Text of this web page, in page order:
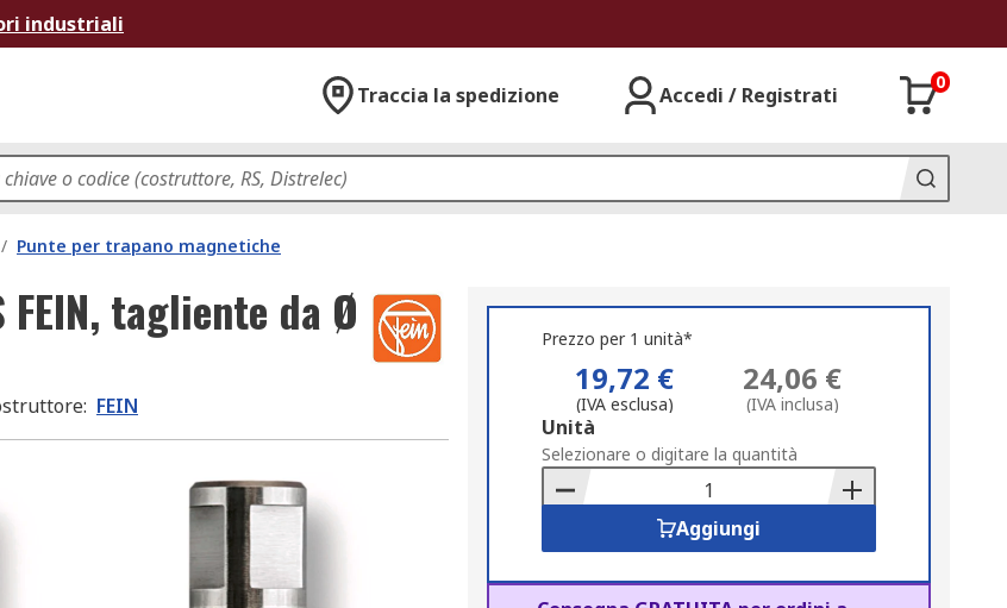
industriali
Traccia la spedizione Accedi / Registrati
0
/ Punte per trapano magnetiche
tagliente da Ø
: FEIN
Prezzo per 1 unità*
19,72 €
(IVA esclusa)
24,06 €
(IVA inclusa)
Add
to
Basket
Unità
Selezionare o digitare la quantità
Aggiungi